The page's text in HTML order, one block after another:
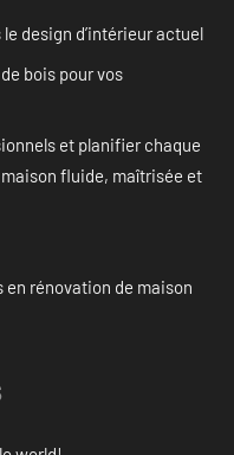
design d’intérieur actuel
bois pour vos
et planifier chaque
maison fluide, maîtrisée et
en rénovation de maison